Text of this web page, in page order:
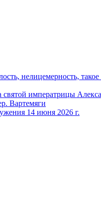
нелицемерность,
императрицы
Вартемяги
14 июня 2026 г.